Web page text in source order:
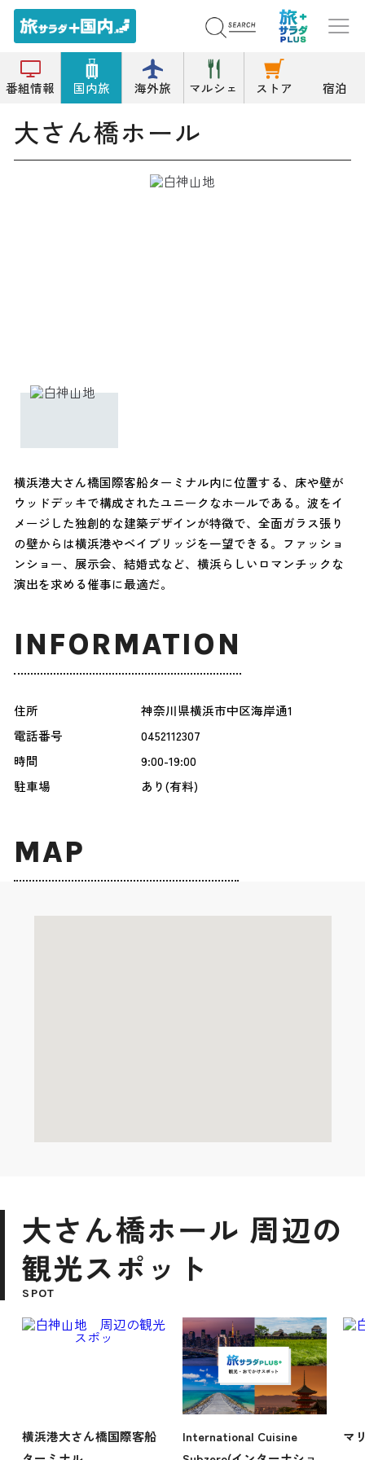
番組情報 国内旅 海外旅 マルシェ ストア 宿泊
トップ イベントホール/公会堂 大さん橋ホール
大さん橋ホール
横浜港大さん橋国際客船ターミナル内に位置する、床や壁が
ウッドデッキで構成されたユニークなホールである。波をイ
メージした独創的な建築デザインが特徴で、全面ガラス張り
の壁からは横浜港やベイブリッジを一望できる。ファッショ
ンショー、展示会、結婚式など、横浜らしいロマンチックな
演出を求める催事に最適だ。
INFORMATION
住所
神奈川県横浜市中区海岸通1
電話番号
0452112307
時間
9:00-19:00
駐車場
あり(有料)
MAP
大さん橋ホール 周辺の
観光スポット
SPOT
横浜港大さん橋国際客船
International Cuisine
マ